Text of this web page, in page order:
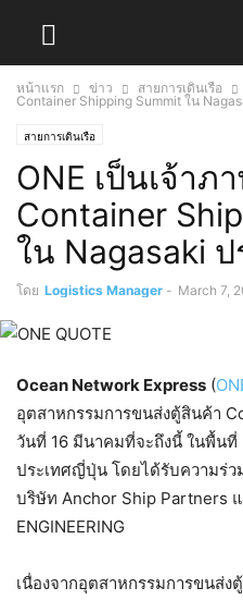
หน้าแรก ข่าว สายการเดินเรือ
Container Shipping Summit ใน
สายการเดินเรือ
ONE เป็นเจ้าภ
Container
ใน Nagasaki
โดย Logistics Manager - March 7,
Ocean Network Express (
อุตสาหกรรมการขนส่งตู้สินค้า
วันที่ 16 มีนาคมที่จะถึงนี้ ในพื้นที่
ประเทศญี่ปุ่น โดยได้รับความร่ว
บริษัท Anchor Ship Partners แ
ENGINEERING
เนื่องจากอุตสาหกรรมการขนส่